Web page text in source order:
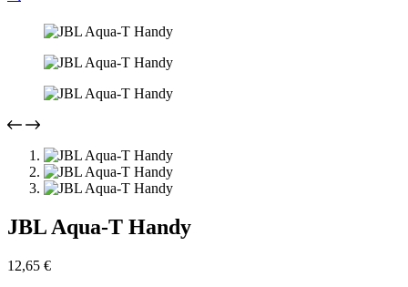
JBL Aqua-T Handy
12,65 €